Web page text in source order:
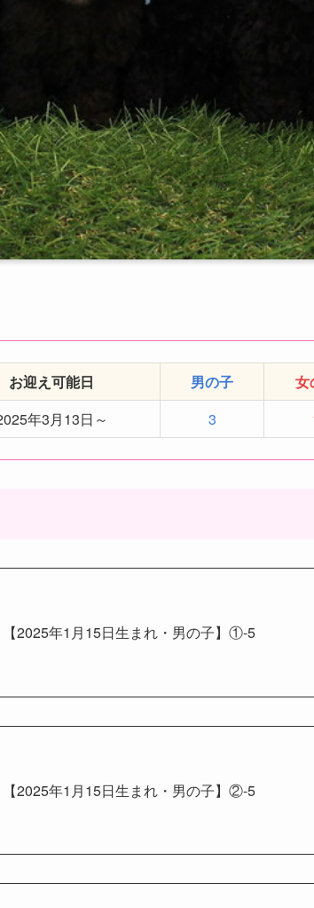
お迎え可能日 男の子 女
年3月13日～ 3
【2025年1月15日生まれ・男の子】①-5
【2025年1月15日生まれ・男の子】②-5